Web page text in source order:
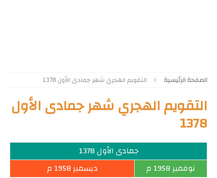
الصفحة الرئيسية التقويم الهجري شهر جمادى الأول 1378
التقويم الهجري شهر جمادى الأول
1378
جمادى الأول 1378
نوفمبر 1958 م
ديسمبر 1958 م